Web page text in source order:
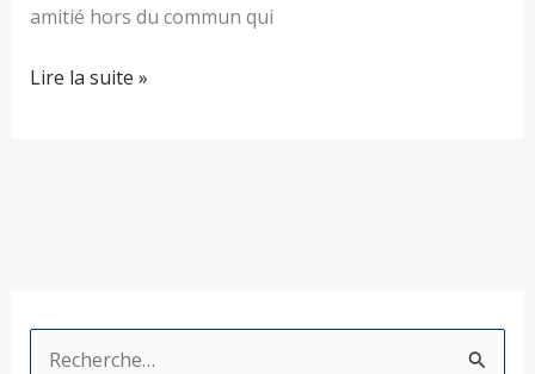
amitié hors du commun qui
Lire la suite »